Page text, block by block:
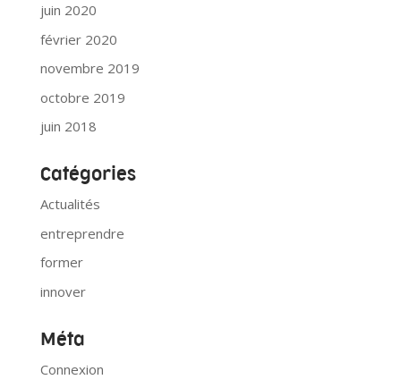
juin 2020
février 2020
novembre 2019
octobre 2019
juin 2018
Catégories
Actualités
entreprendre
former
innover
Méta
Connexion